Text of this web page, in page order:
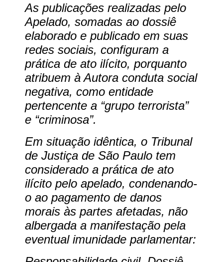
As publicações realizadas pelo
Apelado, somadas ao dossiê
elaborado e publicado em suas
redes sociais, configuram a
prática de ato ilícito, porquanto
atribuem à Autora conduta social
negativa, como entidade
pertencente a “grupo terrorista”
e “criminosa”.
Em situação idêntica, o Tribunal
de Justiça de São Paulo tem
considerado a prática de ato
ilícito pelo apelado, condenando-
o ao pagamento de danos
morais às partes afetadas, não
albergada a manifestação pela
eventual imunidade parlamentar: